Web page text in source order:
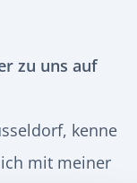
zu uns auf
kenne
mit meiner